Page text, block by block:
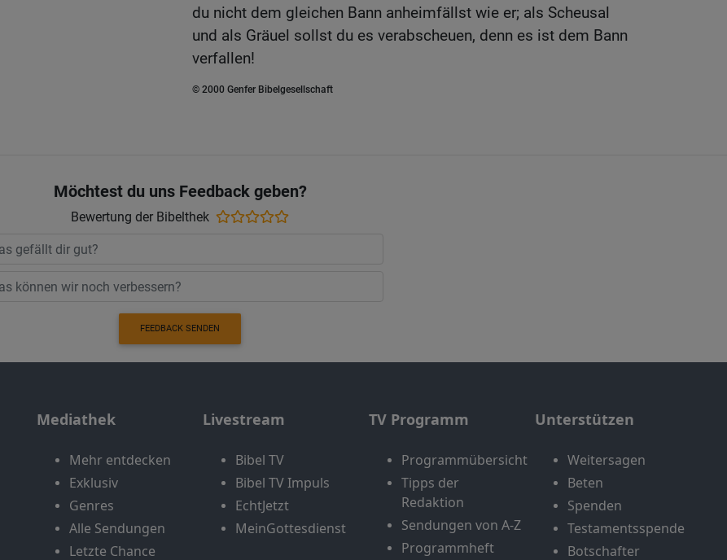
du nicht dem gleichen Bann anheimfällst wie er; als Scheusal
und als Gräuel sollst du es verabscheuen, denn es ist dem Bann
verfallen!
© 2000 Genfer Bibelgesellschaft
Möchtest du uns Feedback geben?
Bewertung der Bibelthek
FEEDBACK SENDEN
Mediathek
Mehr entdecken
Exklusiv
Genres
Alle Sendungen
Letzte Chance
Livestream
Bibel TV
Bibel TV Impuls
EchtJetzt
MeinGottesdienst
TV Programm
Programmübersicht
Tipps der
Redaktion
Sendungen von A-Z
Programmheft
Unterstützen
Weitersagen
Beten
Spenden
Testamentsspende
Botschafter